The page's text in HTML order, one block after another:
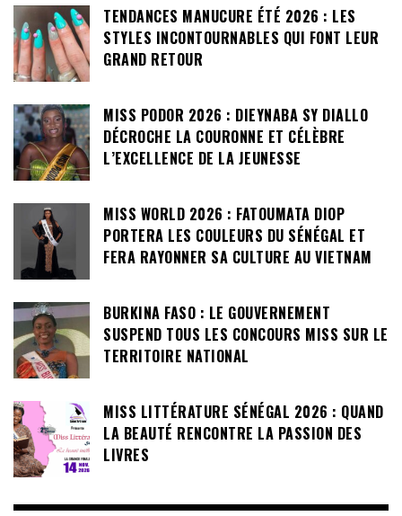
TENDANCES MANUCURE ÉTÉ 2026 : LES
STYLES INCONTOURNABLES QUI FONT LEUR
GRAND RETOUR
MISS PODOR 2026 : DIEYNABA SY DIALLO
DÉCROCHE LA COURONNE ET CÉLÈBRE
L’EXCELLENCE DE LA JEUNESSE
MISS WORLD 2026 : FATOUMATA DIOP
PORTERA LES COULEURS DU SÉNÉGAL ET
FERA RAYONNER SA CULTURE AU VIETNAM
BURKINA FASO : LE GOUVERNEMENT
SUSPEND TOUS LES CONCOURS MISS SUR LE
TERRITOIRE NATIONAL
MISS LITTÉRATURE SÉNÉGAL 2026 : QUAND
LA BEAUTÉ RENCONTRE LA PASSION DES
LIVRES